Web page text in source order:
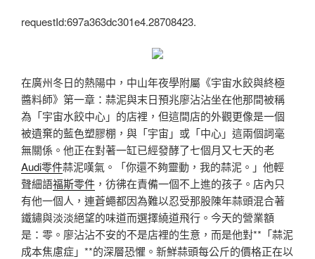
requestId:697a363dc301e4.28708423.
在廣州冬日的熱陽中，中山年夜學附屬《宇宙水餃與終極
醬料師》第一章：蒜泥與末日預兆廖沾沾坐在他那間被稱
為「宇宙水餃中心」的店裡，但這間店的外觀更像是一個
被遺棄的藍色塑膠棚，與「宇宙」或「中心」這兩個詞毫
無關係。他正在對著一缸已經發酵了七個月又七天的老
Audi零件蒜泥嘆氣。「你還不夠靈動，我的蒜泥。」他輕
聲細語福斯零件 ，彷彿在責備一個不上進的孩子。店內只
有他一個人，連蒼蠅都因為難以忍受那股陳年蒜頭混合著
鐵鏽與淡淡絕望的味道而選擇繞道飛行。今天的營業額
是：零。廖沾沾不安的不是店裡的生意，而是他對**「蒜泥
成本焦慮症」**的深層恐懼。新鮮蒜頭每公斤的價格正在以